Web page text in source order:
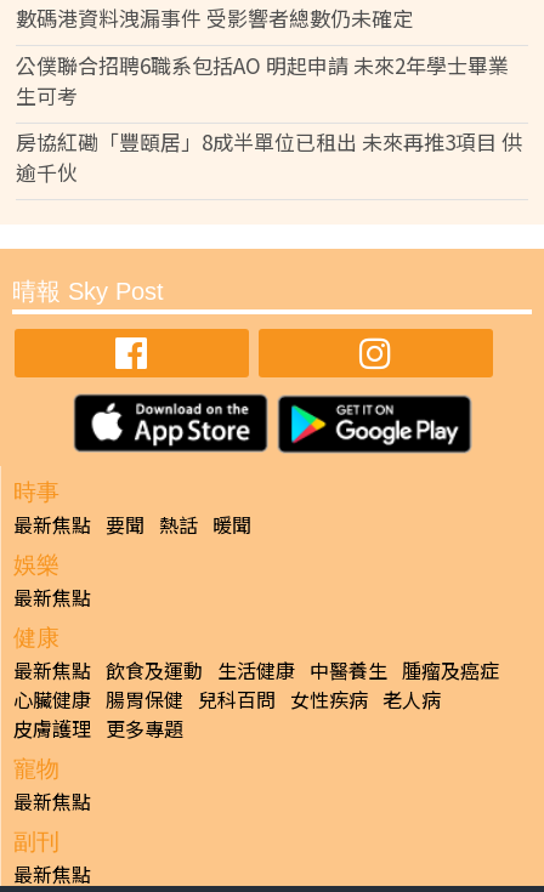
數碼港資料洩漏事件 受影響者總數仍未確定
公僕聯合招聘6職系包括AO 明起申請 未來2年學士畢業
生可考
房協紅磡「豐頤居」8成半單位已租出 未來再推3項目 供
逾千伙
晴報 Sky Post
時事
最新焦點 要聞 熱話 暖聞
娛樂
最新焦點
健康
最新焦點 飲食及運動 生活健康 中醫養生 腫瘤及癌症
心臟健康 腸胃保健 兒科百問 女性疾病 老人病
皮膚護理 更多專題
寵物
最新焦點
副刊
最新焦點